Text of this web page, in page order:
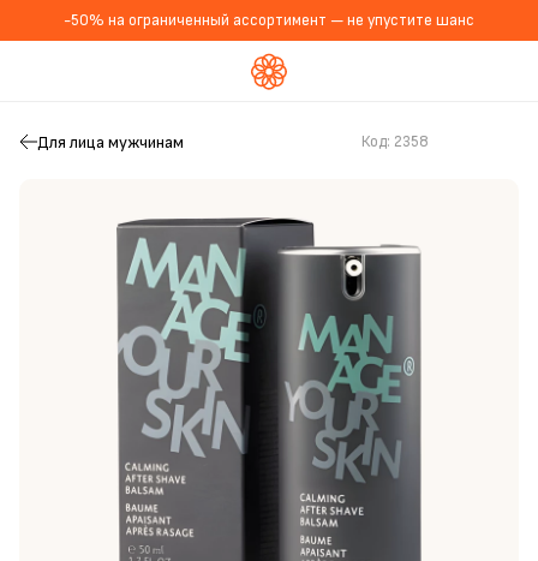
-50% на ограниченный ассортимент — не упустите шанс
Для лица мужчинам Код: 2358